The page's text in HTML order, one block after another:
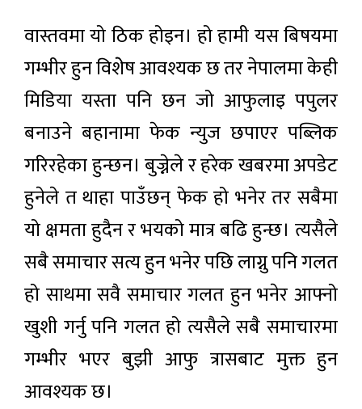
वास्तवमा यो ठिक होइन। हो हामी यस बिषयमा
गम्भीर हुन विशेेष आवश्यक छ तर नेपालमा केही
मिडिया यस्ता पनि छन जो आफुलाइ पपुलर
बनाउने बहानामा फेक न्युज छपाएर पब्लिक
गरिरहेका हुन्छन। बुज्नेले र हरेक खबरमा अपडेट
हुनेले त थाहा पाउँछन् फेक हो भनेर तर सबैमा
यो क्षमता हुदैन र भयको मात्र बढि हुन्छ। त्यसैले
सबै समाचार सत्य हुन भनेर पछि लाग्नु पनि गलत
हो साथमा सवै समाचार गलत हुन भनेर आफ्नो
खुशी गर्नु पनि गलत हो त्यसैले सबै समाचारमा
गम्भीर भएर बुझी आफु त्रासबाट मुक्त हुन
आवश्यक छ।